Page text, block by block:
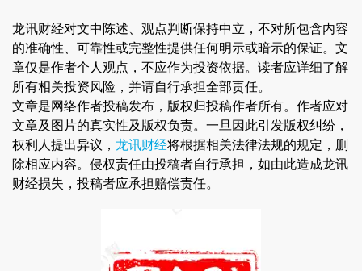
龙讯财经对文中陈述、观点判断保持中立，不对所包含内容
的准确性、可靠性或完整性提供任何明示或暗示的保证。文
章仅是作者个人观点，不应作为投资依据。读者应详细了解
所有相关投资风险，并请自行承担全部责任。
文章是网络作者投稿发布，版权归投稿作者所有。作者应对
文章及图片的真实性及版权负责。一旦因此引发版权纠纷，
权利人提出异议， 龙讯财经将根据相关法律法规的规定，删
除相应内容。侵权责任由投稿者自行承担，如由此造成龙讯
财经损失，投稿者应承担赔偿责任。